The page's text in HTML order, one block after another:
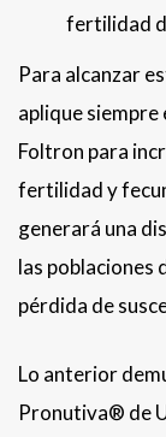
fertilidad
Para alcanzar
aplique siempre
Foltron para
fertilidad y
generará una
las poblaciones
pérdida de
Lo anterior
Pronutiva® de